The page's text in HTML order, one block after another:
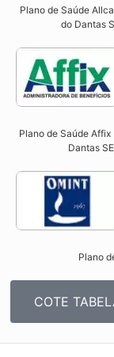
Plano de Saúde
do Dantas
Plano de Saúde Affix
Dantas SE​
Plano
COTE